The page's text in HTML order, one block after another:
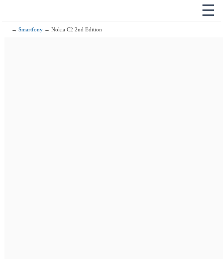
☰
→Smartfony → Nokia C2 2nd Edition